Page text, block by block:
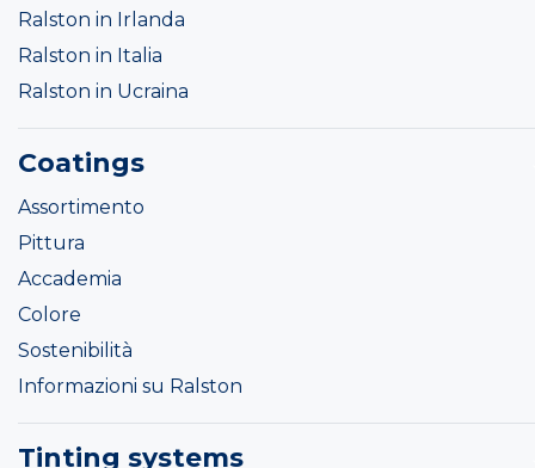
Ralston in Irlanda
Ralston in Italia
Ralston in Ucraina
Coatings
Assortimento
Pittura
Accademia
Colore
Sostenibilità
Informazioni su Ralston
Tinting systems